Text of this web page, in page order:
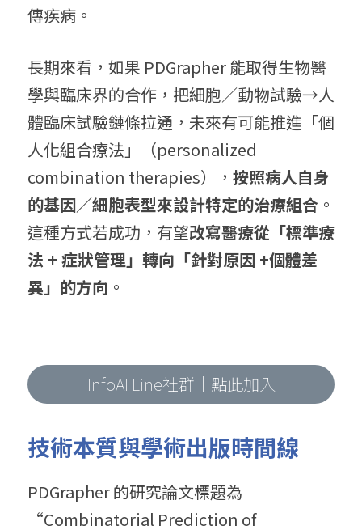
傳疾病。
長期來看，如果 PDGrapher 能取得生物醫
學與臨床界的合作，把細胞／動物試驗→人
體臨床試驗鏈條拉通，未來有可能推進「個
人化組合療法」（personalized
combination therapies）， 按照病人自身
的基因／細胞表型來設計特定的治療組合 。
這種方式若成功，有望改寫醫療從「標準療
法 + 症狀管理」轉向「針對原因 +個體差
異」的方向 。
InfoAI Line社群｜點此加入
技術本質與學術出版時間線
PDGrapher 的研究論文標題為
“Combinatorial Prediction of